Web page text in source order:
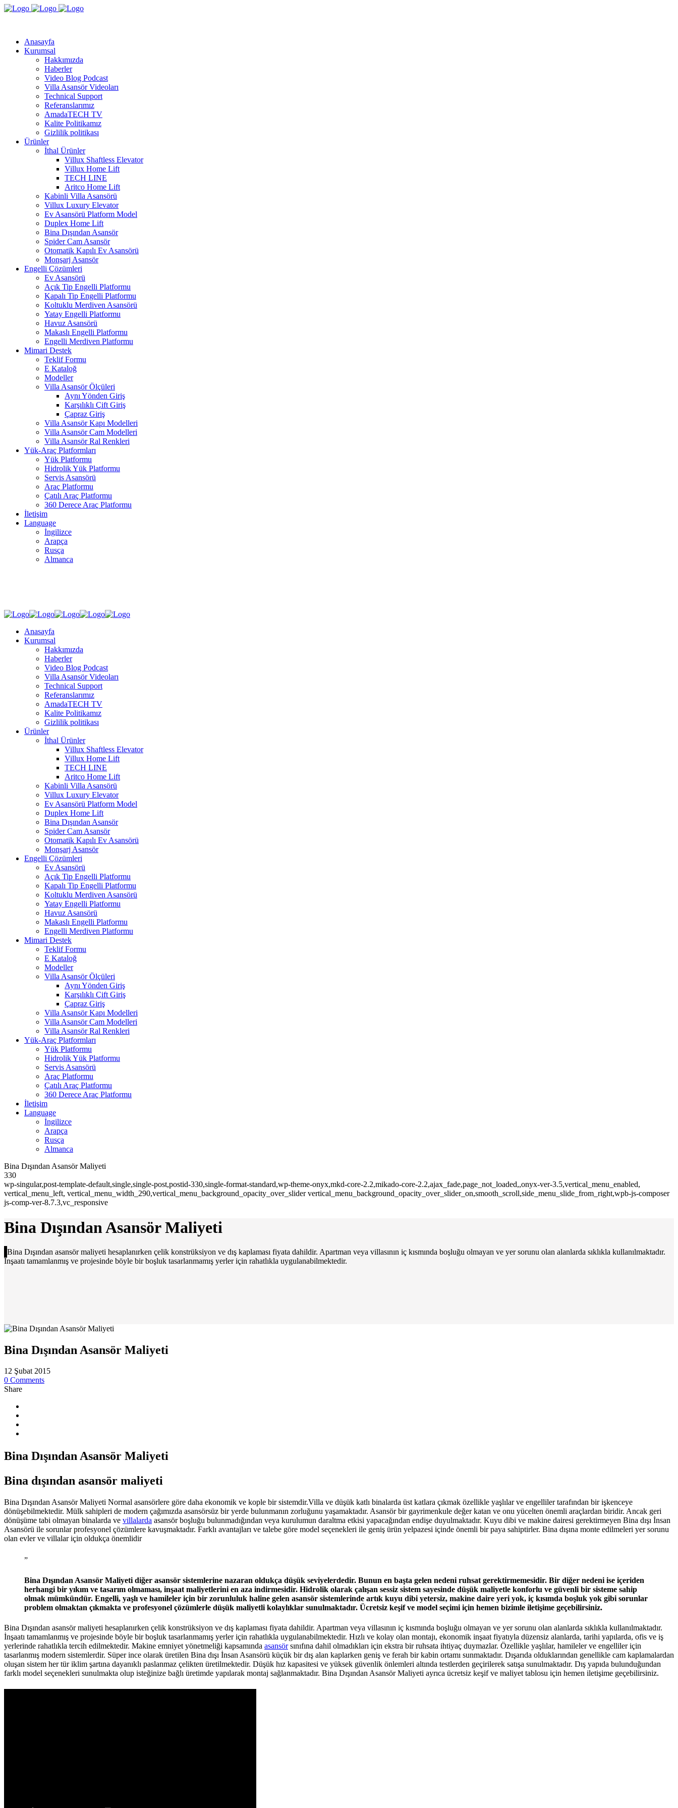
Anasayfa
Kurumsal
Hakkımızda
Haberler
Video Blog Podcast
Villa Asansör Videoları
Technical Support
Referanslarımız
AmadaTECH TV
Kalite Politikamız
Gizlilik politikası
Ürünler
İthal Ürünler
Villux Shaftless Elevator
Villux Home Lift
TECH LINE
Aritco Home Lift
Kabinli Villa Asansörü
Villux Luxury Elevator
Ev Asansörü Platform Model
Duplex Home Lift
Bina Dışından Asansör
Spider Cam Asansör
Otomatik Kapılı Ev Asansörü
Monşarj Asansör
Engelli Çözümleri
Ev Asansörü
Açık Tip Engelli Platformu
Kapalı Tip Engelli Platformu
Koltuklu Merdiven Asansörü
Yatay Engelli Platformu
Havuz Asansörü
Makaslı Engelli Platformu
Engelli Merdiven Platformu
Mimari Destek
Teklif Formu
E Kataloğ
Modeller
Villa Asansör Ölçüleri
Aynı Yönden Giriş
Karşılıklı Çift Giriş
Çapraz Giriş
Villa Asansör Kapı Modelleri
Villa Asansör Cam Modelleri
Villa Asansör Ral Renkleri
Yük-Araç Platformları
Yük Platformu
Hidrolik Yük Platformu
Servis Asansörü
Araç Platformu
Çatılı Araç Platformu
360 Derece Araç Platformu
İletişim
Language
İngilizce
Arapça
Rusça
Almanca
Anasayfa
Kurumsal
Hakkımızda
Haberler
Video Blog Podcast
Villa Asansör Videoları
Technical Support
Referanslarımız
AmadaTECH TV
Kalite Politikamız
Gizlilik politikası
Ürünler
İthal Ürünler
Villux Shaftless Elevator
Villux Home Lift
TECH LINE
Aritco Home Lift
Kabinli Villa Asansörü
Villux Luxury Elevator
Ev Asansörü Platform Model
Duplex Home Lift
Bina Dışından Asansör
Spider Cam Asansör
Otomatik Kapılı Ev Asansörü
Monşarj Asansör
Engelli Çözümleri
Ev Asansörü
Açık Tip Engelli Platformu
Kapalı Tip Engelli Platformu
Koltuklu Merdiven Asansörü
Yatay Engelli Platformu
Havuz Asansörü
Makaslı Engelli Platformu
Engelli Merdiven Platformu
Mimari Destek
Teklif Formu
E Kataloğ
Modeller
Villa Asansör Ölçüleri
Aynı Yönden Giriş
Karşılıklı Çift Giriş
Çapraz Giriş
Villa Asansör Kapı Modelleri
Villa Asansör Cam Modelleri
Villa Asansör Ral Renkleri
Yük-Araç Platformları
Yük Platformu
Hidrolik Yük Platformu
Servis Asansörü
Araç Platformu
Çatılı Araç Platformu
360 Derece Araç Platformu
İletişim
Language
İngilizce
Arapça
Rusça
Almanca
Bina Dışından Asansör Maliyeti
330
wp-singular,post-template-default,single,single-post,postid-330,single-format-standard,wp-theme-onyx,mkd-core-2.2,mikado-core-2.2,ajax_fade,page_not_loaded,,onyx-ver-3.5,vertical_menu_enabled,
vertical_menu_left, vertical_menu_width_290,vertical_menu_background_opacity_over_slider vertical_menu_background_opacity_over_slider_on,smooth_scroll,side_menu_slide_from_right,wpb-js-composer
js-comp-ver-8.7.3,vc_responsive
Bina Dışından Asansör Maliyeti
Bina Dışından asansör maliyeti hesaplanırken çelik konstrüksiyon ve dış kaplaması fiyata dahildir. Apartman veya villasının iç kısmında boşluğu olmayan ve yer sorunu olan alanlarda sıklıkla kullanılmaktadır.
İnşaatı tamamlanmış ve projesinde böyle bir boşluk tasarlanmamış yerler için rahatlıkla uygulanabilmektedir.
Bina Dışından Asansör Maliyeti
12 Şubat 2015
0 Comments
Share
Bina Dışından Asansör Maliyeti
Bina dışından asansör maliyeti
Bina Dışından Asansör Maliyeti Normal asansörlere göre daha ekonomik ve kople bir sistemdir.Villa ve düşük katlı binalarda üst katlara çıkmak özellikle yaşlılar ve engelliler tarafından bir işkenceye
dönüşebilmektedir. Mülk sahipleri de modern çağımızda asansörsüz bir yerde bulunmanın zorluğunu yaşamaktadır. Asansör bir gayrimenkule değer katan ve onu yücelten önemli araçlardan biridir. Ancak geri
dönüşüme tabi olmayan binalarda ve villalarda asansör boşluğu bulunmadığından veya kurulumun daraltma etkisi yapacağından endişe duyulmaktadır. Kuyu dibi ve makine dairesi gerektirmeyen Bina dışı İnsan
Asansörü ile sorunlar profesyonel çözümlere kavuşmaktadır. Farklı avantajları ve talebe göre model seçenekleri ile geniş ürün yelpazesi içinde önemli bir paya sahiptirler. Bina dışına monte edilmeleri yer sorunu
olan evler ve villalar için oldukça önemlidir
”
Bina Dışından Asansör Maliyeti diğer asansör sistemlerine nazaran oldukça düşük seviyelerdedir. Bunun en başta gelen nedeni ruhsat gerektirmemesidir. Bir diğer nedeni ise içeriden
herhangi bir yıkım ve tasarım olmaması, inşaat maliyetlerini en aza indirmesidir. Hidrolik olarak çalışan sessiz sistem sayesinde düşük maliyetle konforlu ve güvenli bir sisteme sahip
olmak mümkündür. Engelli, yaşlı ve hamileler için bir zorunluluk haline gelen asansör sistemlerinde artık kuyu dibi yetersiz, makine daire yeri yok, iç kısımda boşluk yok gibi sorunlar
problem olmaktan çıkmakta ve profesyonel çözümlerle düşük maliyetli kolaylıklar sunulmaktadır. Ücretsiz keşif ve model seçimi için hemen bizimle iletişime geçebilirsiniz.
Bina Dışından asansör maliyeti hesaplanırken çelik konstrüksiyon ve dış kaplaması fiyata dahildir. Apartman veya villasının iç kısmında boşluğu olmayan ve yer sorunu olan alanlarda sıklıkla kullanılmaktadır.
İnşaatı tamamlanmış ve projesinde böyle bir boşluk tasarlanmamış yerler için rahatlıkla uygulanabilmektedir. Hızlı ve kolay olan montajı, ekonomik inşaat fiyatıyla düzensiz alanlarda, tarihi yapılarda, ofis ve iş
yerlerinde rahatlıkla tercih edilmektedir. Makine emniyet yönetmeliği kapsamında asansörsınıfına dahil olmadıkları için ekstra bir ruhsata ihtiyaç duymazlar. Özellikle yaşlılar, hamileler ve engelliler için
tasarlanmış modern sistemlerdir. Süper ince olarak üretilen Bina dışı İnsan Asansörü küçük bir dış alan kaplarken geniş ve ferah bir kabin ortamı sunmaktadır. Dışarıda olduklarından genellikle cam kaplamalardan
oluşan sistem her tür iklim şartına dayanıklı paslanmaz çelikten üretilmektedir. Düşük hız kapasitesi ve yüksek güvenlik önlemleri altında testlerden geçirilerek satışa sunulmaktadır. Dış yapıda bulunduğundan
farklı model seçenekleri sunulmakta olup isteğinize bağlı üretimde yapılarak montaj sağlanmaktadır. Bina Dışından Asansör Maliyeti ayrıca ücretsiz keşif ve maliyet tablosu için hemen iletişime geçebilirsiniz.